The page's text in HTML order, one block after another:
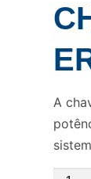
A